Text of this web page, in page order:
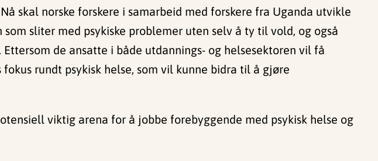
skal norske forskere i samarbeid med forskere fra Uganda utvikle
sliter med psykiske problemer uten selv å ty til vold, og også
de ansatte i både utdannings- og helsesektoren vil få
rundt psykisk helse, som vil kunne bidra til å gjøre
viktig arena for å jobbe forebyggende med psykisk helse og